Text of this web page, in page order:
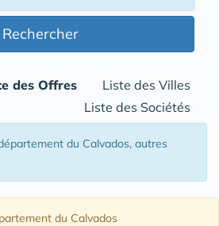
Rechercher
des Offres
Liste des Villes
Liste des Sociétés
du Calvados, autres
du Calvados